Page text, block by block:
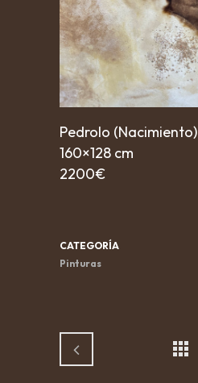
Pedrolo (Nacimiento)
160×128 cm
2200€
CATEGORÍA
Pinturas